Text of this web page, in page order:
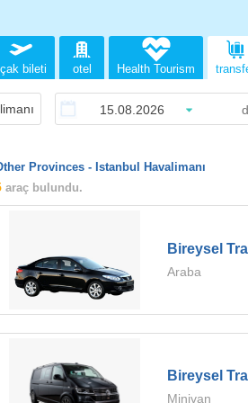
bileti otel Health Tourism
Provinces - Istanbul Havalimanı
araç bulundu.
Bireysel
Araba
Bireysel
Minivan